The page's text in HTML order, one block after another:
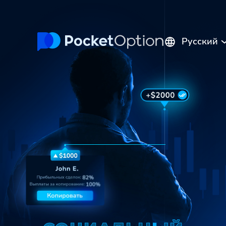
Русский
Português
Polski
Indonesia
Tiếng Việt
العربية
Melayu
中文
Türkçe
Română
ελληνικά
Українська
Kiswahili
Հայերեն